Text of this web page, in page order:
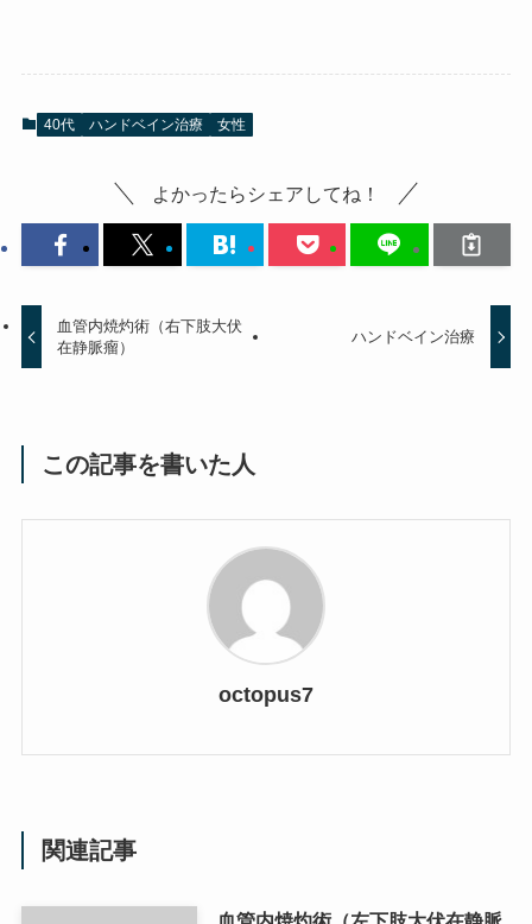
40代 ハンドベイン治療 女性
よかったらシェアしてね！
血管内焼灼術（右下肢大伏
在静脈瘤）
ハンドベイン治療
この記事を書いた人
octopus7
関連記事